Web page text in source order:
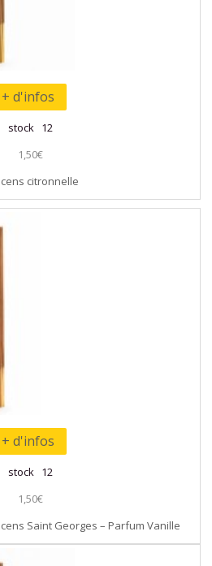
+ d'infos
stock 12
1,50€
citronnelle
+ d'infos
stock 12
1,50€
Saint Georges – Parfum Vanille